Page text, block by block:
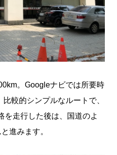
。Googleナビでは所要時
較的シンプルなルートで、
を走行した後は、国道のよ
進みます。